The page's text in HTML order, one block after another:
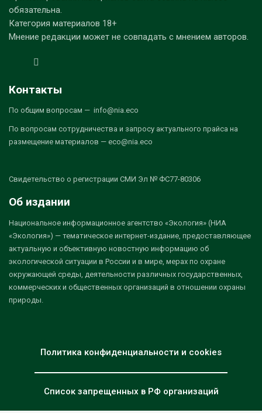
обязательна.
Категория материалов 18+
Мнение редакции может не совпадать с мнением авторов.
Контакты
По общим вопросам — info@nia.eco
По вопросам сотрудничества и запросу актуального прайса на
размещение материалов — eco@nia.eco
Свидетельство о регистрации СМИ Эл № ФС77-80306
Об издании
Национальное информационное агентство «Экология» (НИА
«Экология») — тематическое интернет-издание, предоставляющее
актуальную и объективную новостную информацию об
экологической ситуации в России и в мире, мерах по охране
окружающей среды, деятельности различных государственных,
коммерческих и общественных организаций в отношении охраны
природы.
Политика конфиденциальности и cookies
Список запрещенных в РФ организаций